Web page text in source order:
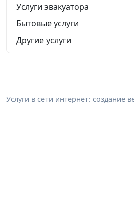
Услуги эвакуатора
Бытовые услуги
Другие услуги
Услуги в сети интернет: создание